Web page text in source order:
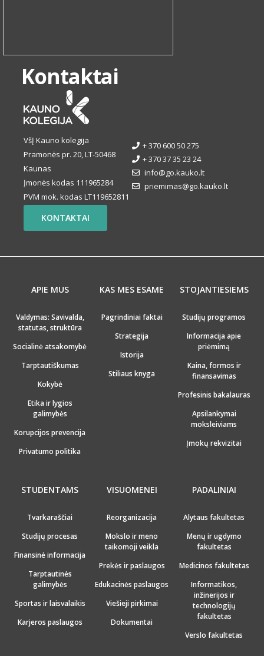
Kontaktai
VšĮ Kauno kolegija
Pramonės pr. 20, LT-50468
Kaunas
Įmonės kodas 111965284
PVM mok. kodas LT119652811
+ 370 600 50 275
+ 370 37 35 23 24
info@go.kauko.lt
priemimas@go.kauko.lt
KONTAKTAI
APIE MUS
Valdymas: Savivalda,
statutas, struktūra
Socialinė atsakomybė
Tarptautiškumas
Kokybė
Etika ir lygios
galimybės
Korupcijos prevencija
Privatumo politika
KAS MES ESAME
Pagrindiniai faktai
Strategija
Istorija
Stiliaus knyga
STOJANTIESIEMS
Studijų programos
Informacija apie
priėmimą
Kaina, formos ir
finansavimas
Profesinis bakalauras
Apsilankymai
moksleiviams
Įmokų rekvizitai
STUDENTAMS
Tvarkaraščiai
Studijų procesas
Finansinė informacija
Tarptautinės
galimybės
Sportas ir laisvalaikis
Karjeros paslaugos
VISUOMENEI
Reorganizacija
Mokslo ir meno
taikomoji veikla
Prekės ir paslaugos
Edukacinės paslaugos
Viešieji pirkimai
Dokumentai
PADALINIAI
Alytaus fakultetas
Menų ir ugdymo
fakultetas
Medicinos fakultetas
Informatikos,
inžinerijos ir
technologijų
fakultetas
Verslo fakultetas